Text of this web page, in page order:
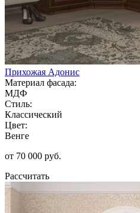
Прихожая Адонис
Материал фасада:
МДФ
Стиль:
Классический
Цвет:
Венге
от 70 000 руб.
Рассчитать